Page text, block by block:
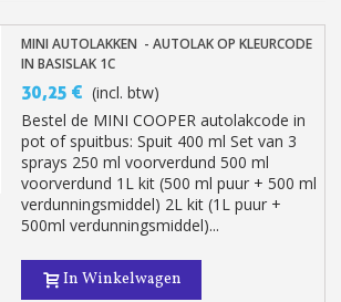
je in voor de nieuwsbrief: €5 korting
MINI AUTOLAKKEN - AUTOLAK OP KLEURCODE
IN BASISLAK 1C
30,25 € (incl. btw)
Bestel de MINI COOPER autolakcode in
pot of spuitbus: Spuit 400 ml Set van 3
sprays 250 ml voorverdund 500 ml
voorverdund 1L kit (500 ml puur + 500 ml
verdunningsmiddel) 2L kit (1L puur +
500ml verdunningsmiddel)...
In Winkelwagen